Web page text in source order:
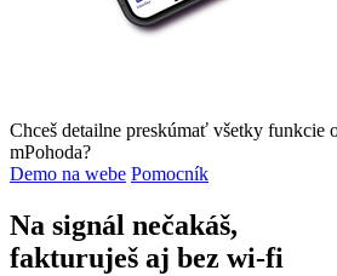
Chceš detailne preskúmať všetky funkcie
mPohoda?
Demo na webe Pomocník
Na signál nečakáš,
fakturuješ aj bez wi‑fi